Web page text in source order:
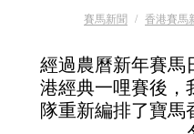
賽馬新聞 香港賽馬
經過農曆新年賽馬
港經典一哩賽後，
隊重新編排了寶馬